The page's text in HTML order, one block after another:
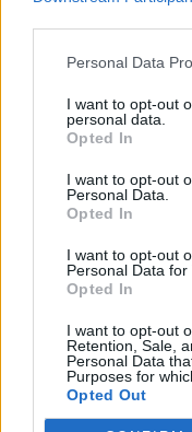
Personal Data
I want to opt-out
personal data.
Opted In
I want to opt-out
Personal Data.
Opted In
I want to opt-out
Personal Data for
Opted In
I want to opt-out
Retention, Sale,
Personal Data
Purposes for
Opted Out
Um militar da Guarda
7 Agosto, 2026 - 08:37
Fiscalização da GNR